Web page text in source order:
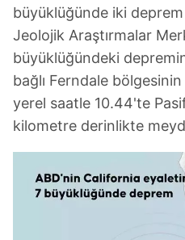
büyüklüğünde iki
Jeolojik Araştırmalar
büyüklüğündeki
bağlı Ferndale
yerel saatle 10.44'te
kilometre derinlikte